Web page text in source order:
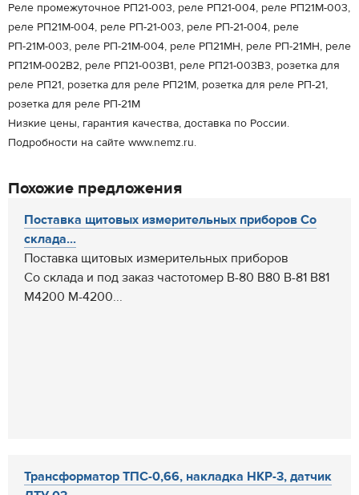
Реле промежуточное РП21-003, реле РП21-004, реле РП21М-003,
реле РП21М-004, реле РП-21-003, реле РП-21-004, реле
РП-21М-003, реле РП-21М-004, реле РП21МН, реле РП-21МН, реле
РП21М-002В2, реле РП21-003В1, реле РП21-003В3, розетка для
реле РП21, розетка для реле РП21М, розетка для реле РП-21,
розетка для реле РП-21М
Низкие цены, гарантия качества, доставка по России.
Подробности на сайте www.nemz.ru.
Похожие предложения
Поставка щитовых измерительных приборов Со
склада...
Поставка щитовых измерительных приборов
Со склада и под заказ частотомер В-80 В80 В-81 В81
М4200 М-4200...
Трансформатор ТПС-0,66, накладка НКР-3, датчик